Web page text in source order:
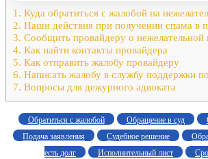
1. Куда обратиться с жалобой на
2. Наши действия при получении спама в
3. Сообщить провайдеру о нежелательной
4. Как найти контакты провайдера
5. Как отправить жалобу провайдеру
6. Написать жалобу в службу поддержки
7. Вопросы для дежурного адвоката
Обратиться с жалобой Обращение в суд
Подача заявления
Судебное решение
есть долг
Исполнительный лист